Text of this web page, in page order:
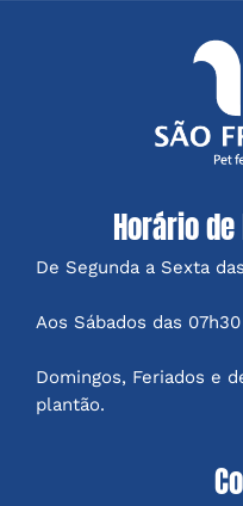
Horário
De Segunda a Sexta
Aos Sábados das 07h30
Domingos, Feriados e
plantão.